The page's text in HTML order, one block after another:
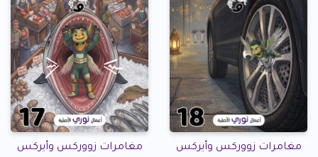
مغامرات زووركس وأيركس
مغامرات زووركس وأيركس